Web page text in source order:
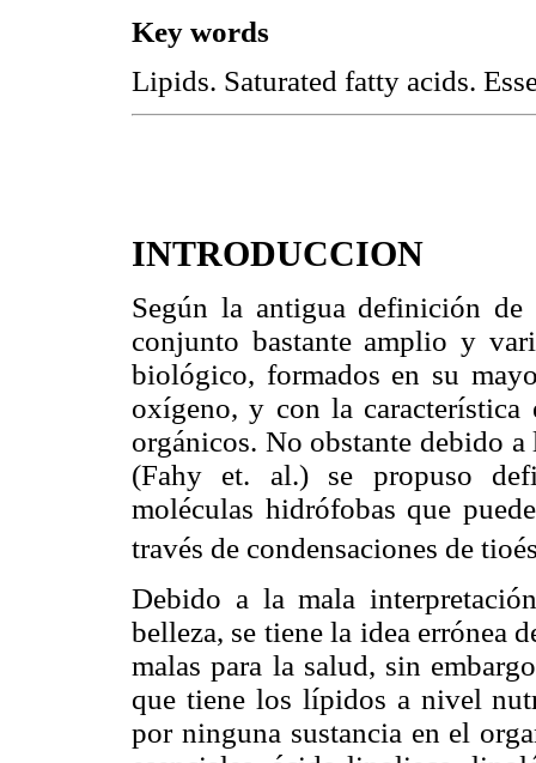
Key words
Lipids. Saturated fatty acids.
INTRODUCCION
Según la antigua definición
conjunto bastante amplio y
biológico, formados en su
oxígeno, y con la característica
orgánicos. No obstante debido
(Fahy et. al.) se propuso
moléculas hidrófobas que
través de condensaciones de
Debido a la mala
belleza, se tiene la idea errónea
malas para la salud, sin
que tiene los lípidos a nivel
por ninguna sustancia en el